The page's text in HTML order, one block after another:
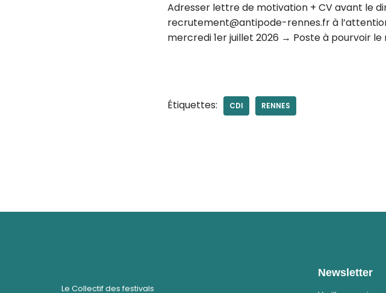
Adresser lettre de motivation + CV avant le
recrutement@antipode-rennes.fr à
mercredi 1er juillet 2026 → Poste à pourvoir
Étiquettes: CDI RENNES
Le Collectif des festivals